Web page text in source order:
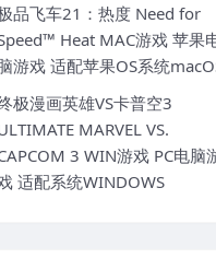
品飞车21：热度 Need for
Heat MAC游戏 苹果
游戏 适配苹果OS系统
极漫画英雄VS卡普空3
MARVEL VS.
3 WIN游戏 PC电脑
适配系统WINDOWS